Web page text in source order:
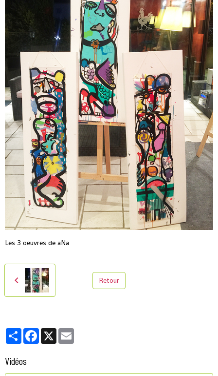
Les 3 oeuvres de aNa
Retour
PartagerFacebook
X
Vidéos